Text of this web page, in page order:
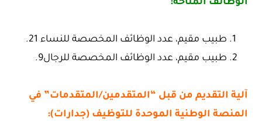
الوظائف المتاحة:
طبيب مقيم، عدد الوظائف المخصصة للنساء 21.
طبيب مقيم، عدد الوظائف المخصصة للرجال9.
آلية التقديم من قبل “المتقدمين/المتقدمات” في
المنصة الوطنية الموحدة للتوظيف (جدارات):